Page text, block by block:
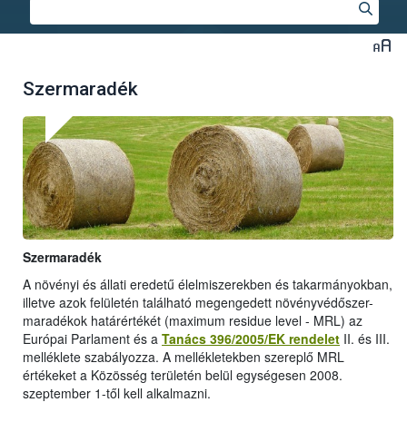
Szermaradék
Szermaradék
A növényi és állati eredetű élelmiszerekben és takarmányokban,
illetve azok felületén található megengedett növényvédőszer-
maradékok határértékét (maximum residue level - MRL) az
Európai Parlament és a Tanács 396/2005/EK rendelet II. és III.
melléklete szabályozza. A mellékletekben szereplő MRL
értékeket a Közösség területén belül egységesen 2008.
szeptember 1-től kell alkalmazni.